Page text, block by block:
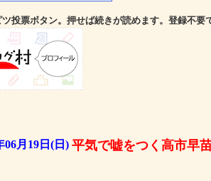
ツ投票ボタン。押せば続きが読めます。登録不要
06月19日(日) 平気で嘘をつく高市早